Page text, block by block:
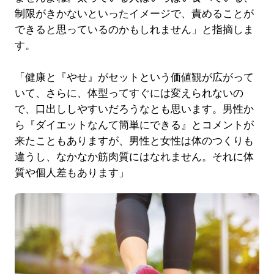
制限がきかないといったイメージで、責めることが
できると思っているのかもしれません」と指摘しま
す。
「健康と『やせ』がセットという価値観が広がって
いて、さらに、体型ってすぐには変えられないの
で、口出ししやすいだろうなとも思います。男性か
ら『ダイエットなんて簡単にできる』とコメントが
来たこともありますが、男性と女性は体のつくりも
違うし、なかなか筋肉質にはなれません。それに体
質や個人差もあります」